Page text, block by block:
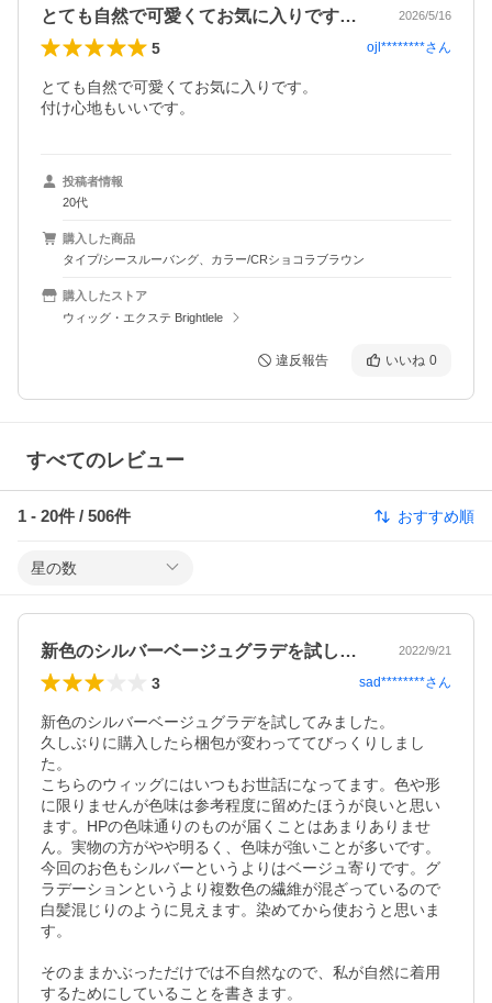
とても自然で可愛くてお気に入りです。付… 2026/5/16
5 ojl********さん
とても自然で可愛くてお気に入りです。
付け心地もいいです。
投稿者情報
20代
購入した商品
タイプ/シースルーバング、カラー/CRショコラブラウン
購入したストア
ウィッグ・エクステ Brightlele
違反報告 いいね 0
すべてのレビュー
1 - 20件 / 506件 おすすめ順
星の数
新色のシルバーベージュグラデを試してみ… 2022/9/21
3 sad********さん
新色のシルバーベージュグラデを試してみました。
久しぶりに購入したら梱包が変わっててびっくりしまし
た。
こちらのウィッグにはいつもお世話になってます。色や形
に限りませんが色味は参考程度に留めたほうが良いと思い
ます。HPの色味通りのものが届くことはあまりありませ
ん。実物の方がやや明るく、色味が強いことが多いです。
今回のお色もシルバーというよりはベージュ寄りです。グ
ラデーションというより複数色の繊維が混ざっているので
白髪混じりのように見えます。染めてから使おうと思いま
す。
そのままかぶっただけでは不自然なので、私が自然に着用
するためにしていることを書きます。